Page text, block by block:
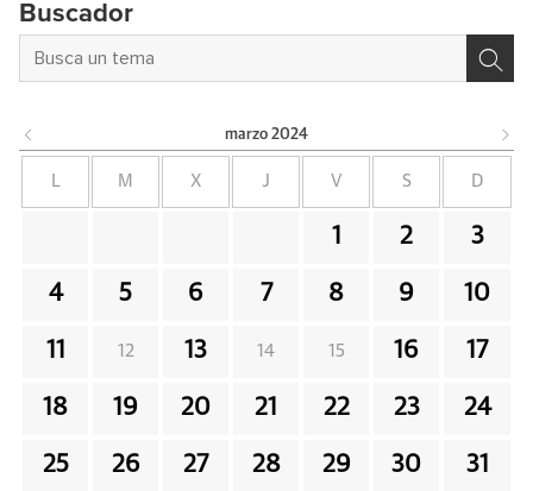
Buscador
marzo 2024
L M X J V S D
1 2 3
4 5 6 7 8 9 10
11 12 13 14 15 16 17
18 19 20 21 22 23 24
25 26 27 28 29 30 31